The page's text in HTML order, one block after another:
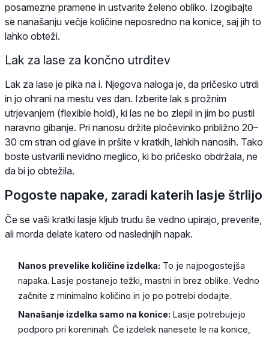
posamezne pramene in ustvarite želeno obliko. Izogibajte
se nanašanju večje količine neposredno na konice, saj jih to
lahko obteži.
Lak za lase za končno utrditev
Lak za lase je pika na i. Njegova naloga je, da pričesko utrdi
in jo ohrani na mestu ves dan. Izberite lak s prožnim
utrjevanjem (flexible hold), ki las ne bo zlepil in jim bo pustil
naravno gibanje. Pri nanosu držite pločevinko približno 20–
30 cm stran od glave in pršite v kratkih, lahkih nanosih. Tako
boste ustvarili nevidno meglico, ki bo pričesko obdržala, ne
da bi jo obtežila.
Pogoste napake, zaradi katerih lasje štrlijo
Če se vaši kratki lasje kljub trudu še vedno upirajo, preverite,
ali morda delate katero od naslednjih napak.
Nanos prevelike količine izdelka: To je najpogostejša
napaka. Lasje postanejo težki, mastni in brez oblike. Vedno
začnite z minimalno količino in jo po potrebi dodajte.
Nanašanje izdelka samo na konice: Lasje potrebujejo
podporo pri koreninah. Če izdelek nanesete le na konice,